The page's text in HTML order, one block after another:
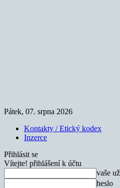
Pátek, 07. srpna 2026
Kontakty / Etický kodex
Inzerce
Přihlásit se
Vítejte! přihlášení k účtu
vaše
heslo